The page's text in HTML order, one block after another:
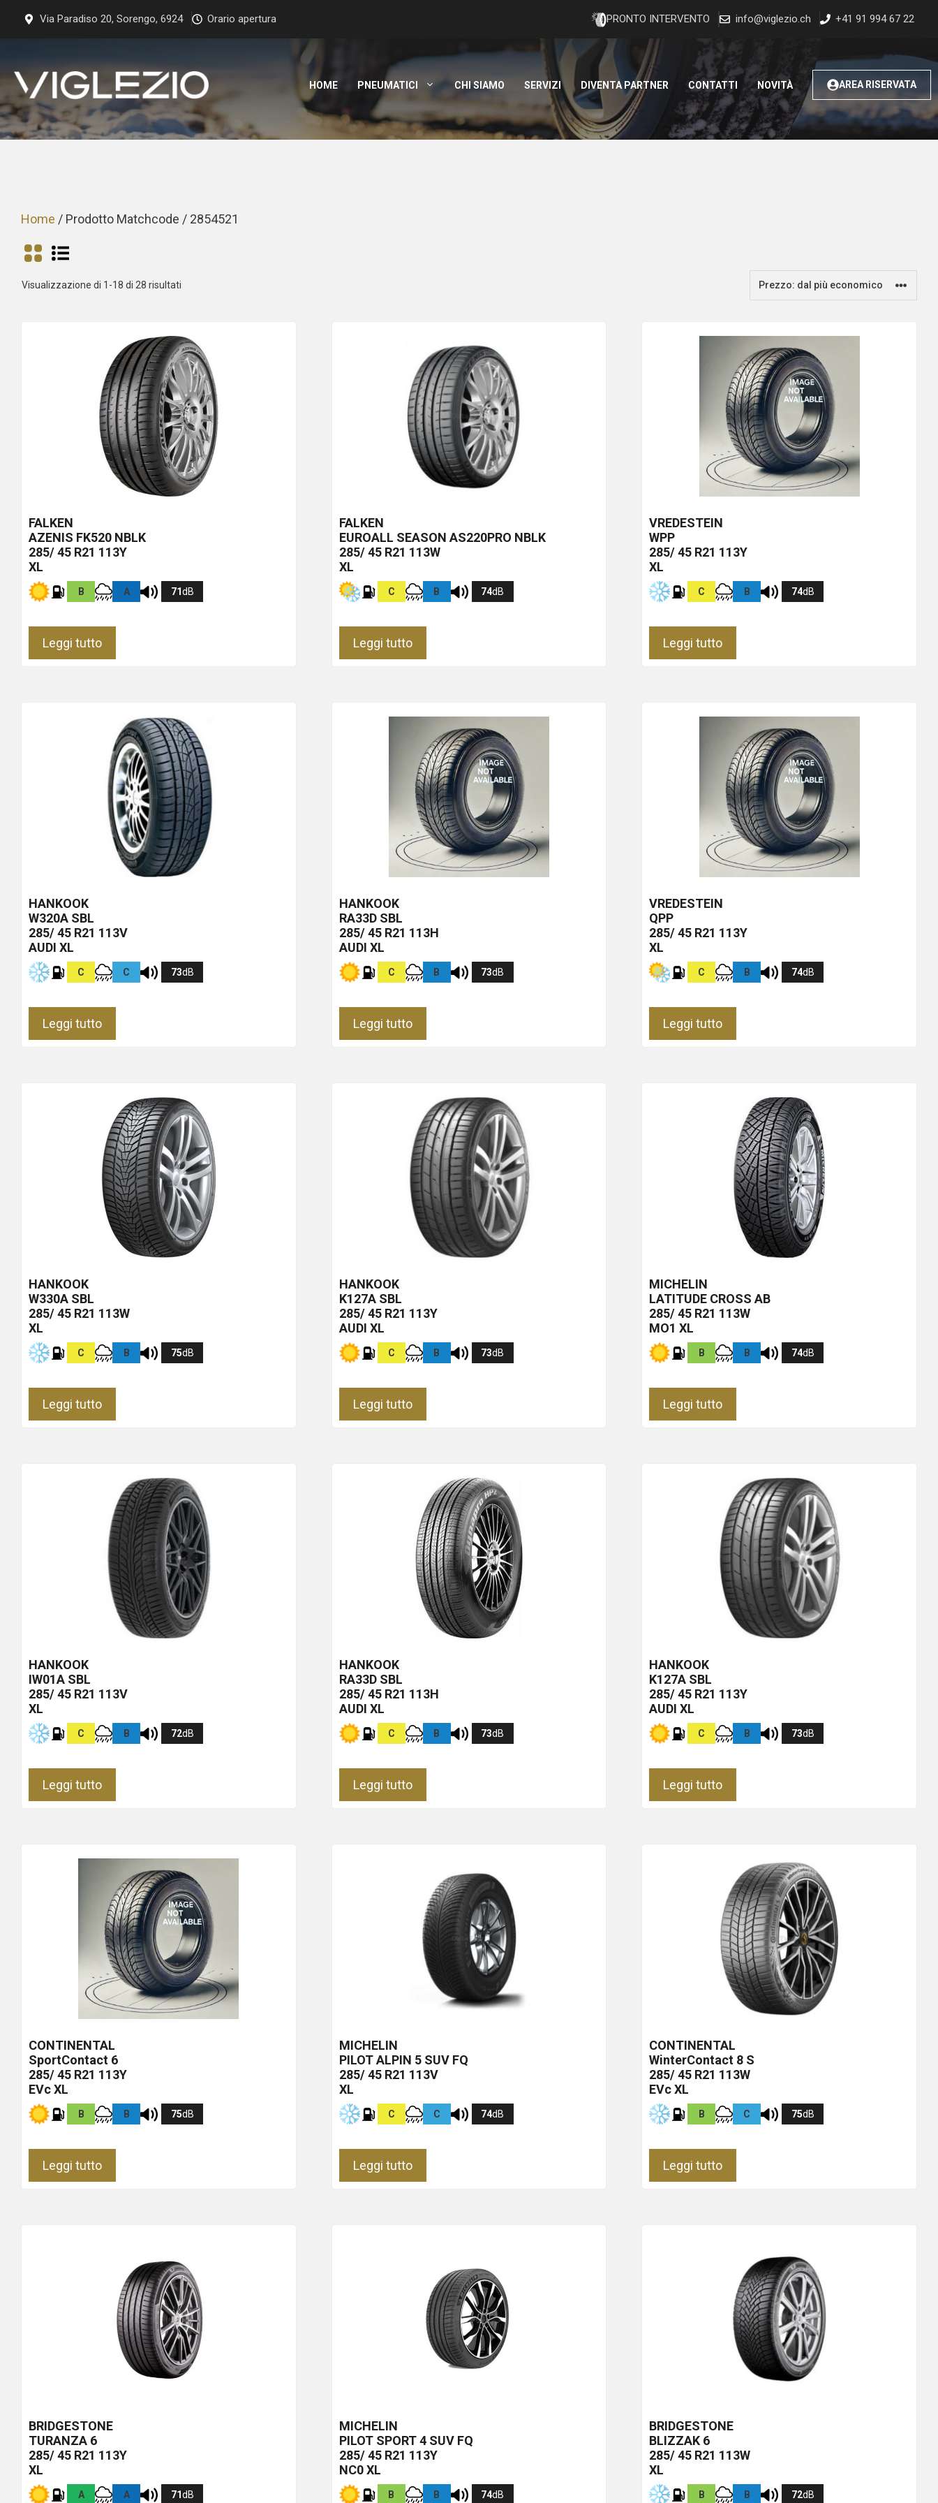
Via Paradiso 20, Sorengo, 6924 Orario apertura PRONTO INTERVENTO info@viglezio.ch +41 91 994 67 22
HOME PNEUMATICI CHI SIAMO SERVIZI DIVENTA PARTNER CONTATTI NOVITÀ AREA RISERVATA
Home / Prodotto Matchcode / 2854521
Visualizzazione di 1-18 di 28 risultati
FALKEN
AZENIS FK520 NBLK
285/ 45 R21 113Y
XL
B A 71dB
Leggi tutto
FALKEN
EUROALL SEASON AS220PRO NBLK
285/ 45 R21 113W
XL
C B 74dB
Leggi tutto
VREDESTEIN
WPP
285/ 45 R21 113Y
XL
C B 74dB
Leggi tutto
HANKOOK
W320A SBL
285/ 45 R21 113V
AUDI XL
C C 73dB
Leggi tutto
HANKOOK
RA33D SBL
285/ 45 R21 113H
AUDI XL
C B 73dB
Leggi tutto
VREDESTEIN
QPP
285/ 45 R21 113Y
XL
C B 74dB
Leggi tutto
HANKOOK
W330A SBL
285/ 45 R21 113W
XL
C B 75dB
Leggi tutto
HANKOOK
K127A SBL
285/ 45 R21 113Y
AUDI XL
C B 73dB
Leggi tutto
MICHELIN
LATITUDE CROSS AB
285/ 45 R21 113W
MO1 XL
B B 74dB
Leggi tutto
HANKOOK
IW01A SBL
285/ 45 R21 113V
XL
C B 72dB
Leggi tutto
HANKOOK
RA33D SBL
285/ 45 R21 113H
AUDI XL
C B 73dB
Leggi tutto
HANKOOK
K127A SBL
285/ 45 R21 113Y
AUDI XL
C B 73dB
Leggi tutto
CONTINENTAL
SportContact 6
285/ 45 R21 113Y
EVc XL
B B 75dB
Leggi tutto
MICHELIN
PILOT ALPIN 5 SUV FQ
285/ 45 R21 113V
XL
C C 74dB
Leggi tutto
CONTINENTAL
WinterContact 8 S
285/ 45 R21 113W
EVc XL
B C 75dB
Leggi tutto
BRIDGESTONE
TURANZA 6
285/ 45 R21 113Y
XL
A A 71dB
MICHELIN
PILOT SPORT 4 SUV FQ
285/ 45 R21 113Y
NC0 XL
B B 74dB
BRIDGESTONE
BLIZZAK 6
285/ 45 R21 113W
XL
B B 72dB